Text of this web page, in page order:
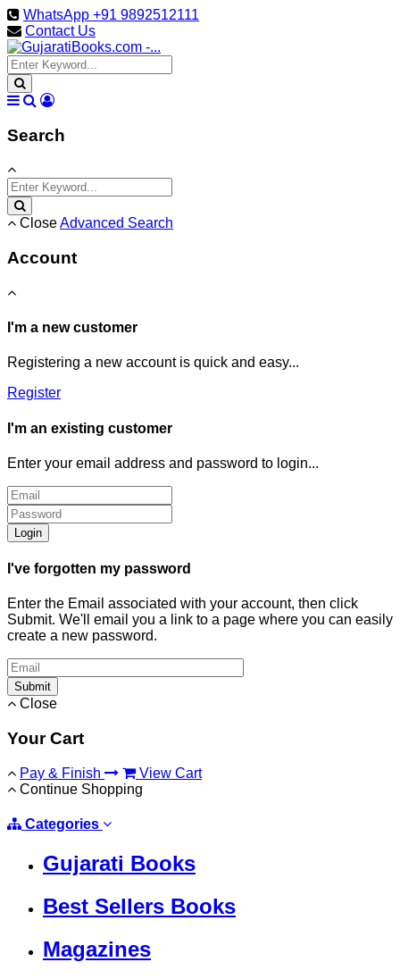
WhatsApp +91 9892512111
Contact Us
Search
CloseAdvanced Search
Account
I'm a new customer
Registering a new account is quick and easy...
Register
I'm an existing customer
Enter your email address and password to login...
Login
I've forgotten my password
Enter the Email associated with your account, then click
Submit. We'll email you a link to a page where you can easily
create a new password.
Submit
Close
Your Cart
Pay & Finish
View Cart
Continue Shopping
Categories
Gujarati Books
Best Sellers Books
Magazines